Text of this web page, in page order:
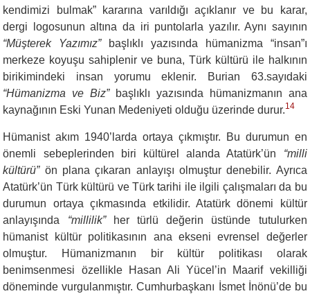
kendimizi bulmak” kararına varıldığı açıklanır ve bu karar,
dergi logosunun altına da iri puntolarla yazılır. Aynı sayının
“Müşterek Yazımız”başlıklı yazısında hümanizma “insan”ı
merkeze koyuşu sahiplenir ve buna, Türk kültürü ile halkının
birikimindeki insan yorumu eklenir. Burian 63.sayıdaki
“Hümanizma ve Biz”başlıklı yazısında hümanizmanın ana
kaynağının Eski Yunan Medeniyeti olduğu üzerinde durur.14
Hümanist akım 1940’larda ortaya çıkmıştır. Bu durumun en
önemli sebeplerinden biri kültürel alanda Atatürk’ün “milli
kültürü”ön plana çıkaran anlayışı olmuştur denebilir. Ayrıca
Atatürk’ün Türk kültürü ve Türk tarihi ile ilgili çalışmaları da bu
durumun ortaya çıkmasında etkilidir. Atatürk dönemi kültür
anlayışında “millilik”her türlü değerin üstünde tutulurken
hümanist kültür politikasının ana ekseni evrensel değerler
olmuştur. Hümanizmanın bir kültür politikası olarak
benimsenmesi özellikle Hasan Ali Yücel’in Maarif vekilliği
döneminde vurgulanmıştır. Cumhurbaşkanı İsmet İnönü’de bu